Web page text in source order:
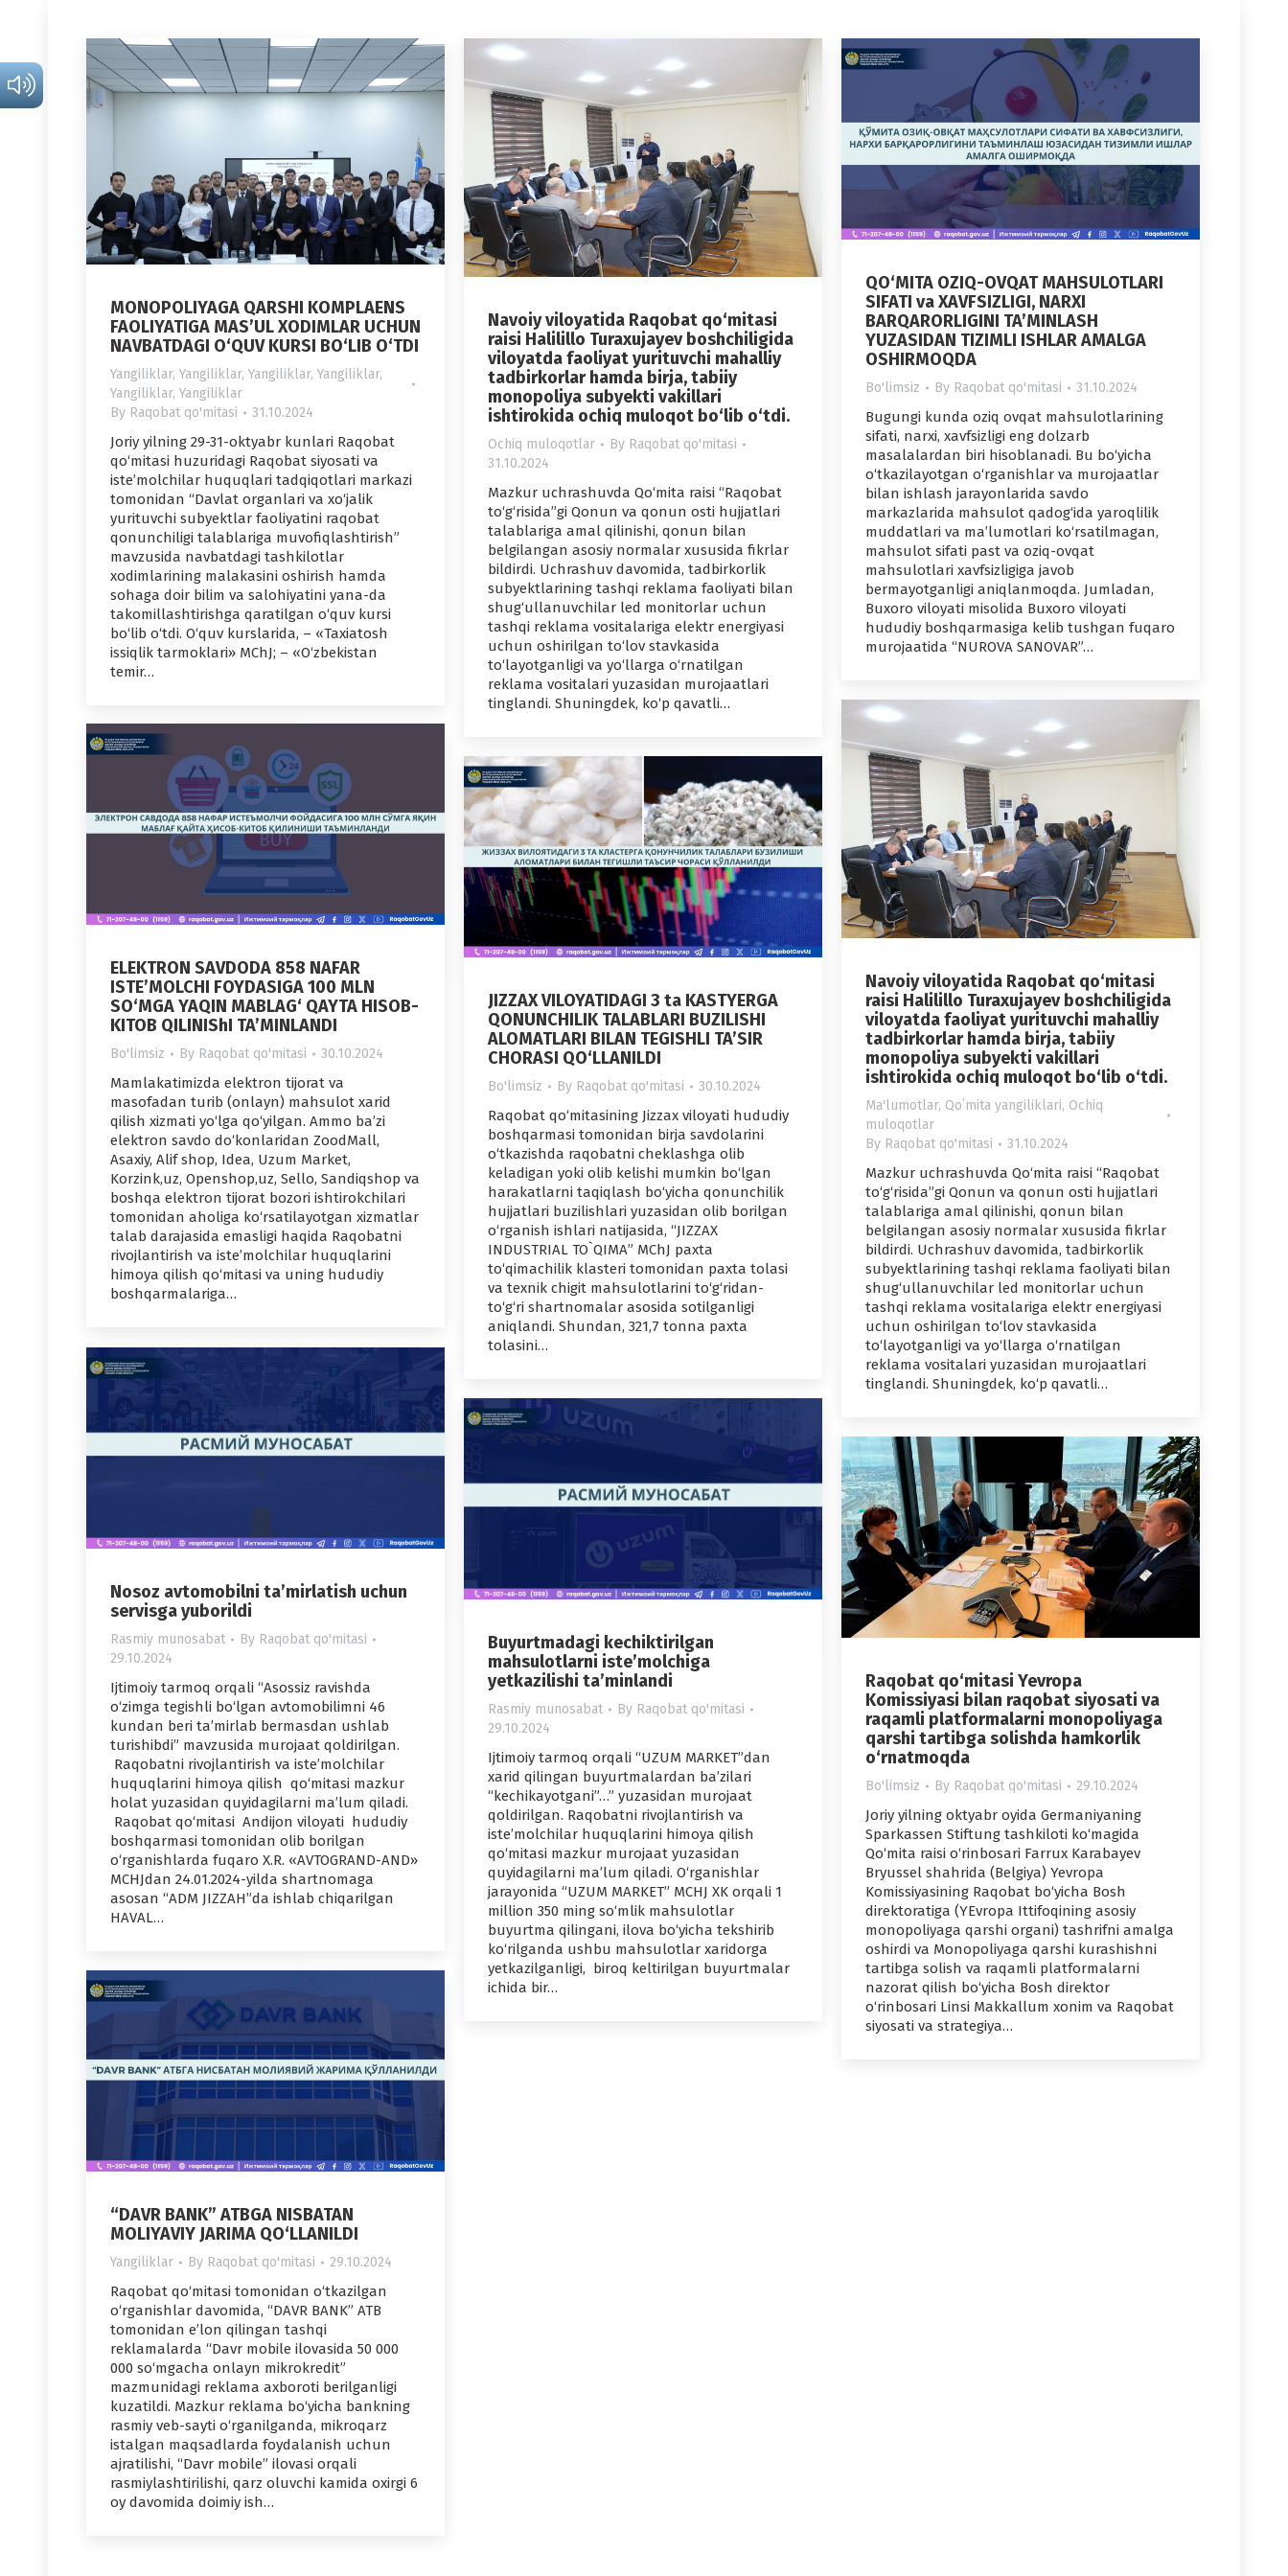
MONOPOLIYAGA QARSHI KOMPLAENS
FAOLIYATIGA MAS’UL XODIMLAR UCHUN
NAVBATDAGI O‘QUV KURSI BO‘LIB O‘TDI
Yangiliklar, Yangiliklar, Yangiliklar, Yangiliklar,
Yangiliklar, Yangiliklar
By Raqobat qo'mitasi 31.10.2024
Joriy yilning 29-31-oktyabr kunlari Raqobat
qo‘mitasi huzuridagi Raqobat siyosati va
iste’molchilar huquqlari tadqiqotlari markazi
tomonidan “Davlat organlari va xo‘jalik
yurituvchi subyektlar faoliyatini raqobat
qonunchiligi talablariga muvofiqlashtirish”
mavzusida navbatdagi tashkilotlar
xodimlarining malakasini oshirish hamda
sohaga doir bilim va salohiyatini yana-da
takomillashtirishga qaratilgan o‘quv kursi
bo‘lib o‘tdi. O‘quv kurslarida, – «Taxiatosh
issiqlik tarmoklari» MChJ; – «O‘zbekistan
temir…
Navoiy viloyatida Raqobat qo‘mitasi
raisi Halilillo Turaxujayev boshchiligida
viloyatda faoliyat yurituvchi mahalliy
tadbirkorlar hamda birja, tabiiy
monopoliya subyekti vakillari
ishtirokida ochiq muloqot bo‘lib o‘tdi.
Ochiq muloqotlar By Raqobat qo'mitasi
31.10.2024
Mazkur uchrashuvda Qo‘mita raisi “Raqobat
to‘g‘risida”gi Qonun va qonun osti hujjatlari
talablariga amal qilinishi, qonun bilan
belgilangan asosiy normalar xususida fikrlar
bildirdi. Uchrashuv davomida, tadbirkorlik
subyektlarining tashqi reklama faoliyati bilan
shug‘ullanuvchilar led monitorlar uchun
tashqi reklama vositalariga elektr energiyasi
uchun oshirilgan to‘lov stavkasida
to‘layotganligi va yo‘llarga o‘rnatilgan
reklama vositalari yuzasidan murojaatlari
tinglandi. Shuningdek, ko‘p qavatli…
QO‘MITA OZIQ-OVQAT MAHSULOTLARI
SIFATI va XAVFSIZLIGI, NARXI
BARQARORLIGINI TA’MINLASH
YUZASIDAN TIZIMLI ISHLAR AMALGA
OSHIRMOQDA
Bo'limsiz By Raqobat qo'mitasi 31.10.2024
Bugungi kunda oziq ovqat mahsulotlarining
sifati, narxi, xavfsizligi eng dolzarb
masalalardan biri hisoblanadi. Bu bo‘yicha
o‘tkazilayotgan o‘rganishlar va murojaatlar
bilan ishlash jarayonlarida savdo
markazlarida mahsulot qadog‘ida yaroqlilik
muddatlari va ma’lumotlari ko‘rsatilmagan,
mahsulot sifati past va oziq-ovqat
mahsulotlari xavfsizligiga javob
bermayotganligi aniqlanmoqda. Jumladan,
Buxoro viloyati misolida Buxoro viloyati
hududiy boshqarmasiga kelib tushgan fuqaro
murojaatida “NUROVA SANOVAR”…
Navoiy viloyatida Raqobat qo‘mitasi
raisi Halilillo Turaxujayev boshchiligida
viloyatda faoliyat yurituvchi mahalliy
tadbirkorlar hamda birja, tabiiy
monopoliya subyekti vakillari
ishtirokida ochiq muloqot bo‘lib o‘tdi.
Ma'lumotlar, Qoʻmita yangiliklari, Ochiq
muloqotlar
By Raqobat qo'mitasi 31.10.2024
Mazkur uchrashuvda Qo‘mita raisi “Raqobat
to‘g‘risida”gi Qonun va qonun osti hujjatlari
talablariga amal qilinishi, qonun bilan
belgilangan asosiy normalar xususida fikrlar
bildirdi. Uchrashuv davomida, tadbirkorlik
subyektlarining tashqi reklama faoliyati bilan
shug‘ullanuvchilar led monitorlar uchun
tashqi reklama vositalariga elektr energiyasi
uchun oshirilgan to‘lov stavkasida
to‘layotganligi va yo‘llarga o‘rnatilgan
reklama vositalari yuzasidan murojaatlari
tinglandi. Shuningdek, ko‘p qavatli…
ELEKTRON SAVDODA 858 NAFAR
ISTE’MOLCHI FOYDASIGA 100 MLN
SO‘MGA YAQIN MABLAG‘ QAYTA HISOB-
KITOB QILINIShI TA’MINLANDI
Bo'limsiz By Raqobat qo'mitasi 30.10.2024
Mamlakatimizda elektron tijorat va
masofadan turib (onlayn) mahsulot xarid
qilish xizmati yo‘lga qo‘yilgan. Ammo ba’zi
elektron savdo do‘konlaridan ZoodMall,
Asaxiy, Alif shop, Idea, Uzum Market,
Korzink,uz, Openshop,uz, Sello, Sandiqshop va
boshqa elektron tijorat bozori ishtirokchilari
tomonidan aholiga ko‘rsatilayotgan xizmatlar
talab darajasida emasligi haqida Raqobatni
rivojlantirish va iste’molchilar huquqlarini
himoya qilish qo‘mitasi va uning hududiy
boshqarmalariga…
JIZZAX VILOYATIDAGI 3 ta KASTYERGA
QONUNCHILIK TALABLARI BUZILISHI
ALOMATLARI BILAN TEGISHLI TA’SIR
CHORASI QO‘LLANILDI
Bo'limsiz By Raqobat qo'mitasi 30.10.2024
Raqobat qo‘mitasining Jizzax viloyati hududiy
boshqarmasi tomonidan birja savdolarini
o‘tkazishda raqobatni cheklashga olib
keladigan yoki olib kelishi mumkin bo‘lgan
harakatlarni taqiqlash bo‘yicha qonunchilik
hujjatlari buzilishlari yuzasidan olib borilgan
o‘rganish ishlari natijasida, “JIZZAX
INDUSTRIAL TO`QIMA” MChJ paxta
to‘qimachilik klasteri tomonidan paxta tolasi
va texnik chigit mahsulotlarini to‘g‘ridan-
to‘g‘ri shartnomalar asosida sotilganligi
aniqlandi. Shundan, 321,7 tonna paxta
tolasini…
Nosoz avtomobilni ta’mirlatish uchun
servisga yuborildi
Rasmiy munosabat By Raqobat qo'mitasi
29.10.2024
Ijtimoiy tarmoq orqali “Asossiz ravishda
o‘zimga tegishli bo‘lgan avtomobilimni 46
kundan beri ta’mirlab bermasdan ushlab
turishibdi” mavzusida murojaat qoldirilgan.
Raqobatni rivojlantirish va iste’molchilar
huquqlarini himoya qilish qo‘mitasi mazkur
holat yuzasidan quyidagilarni ma’lum qiladi.
Raqobat qo‘mitasi Andijon viloyati hududiy
boshqarmasi tomonidan olib borilgan
o‘rganishlarda fuqaro X.R. «AVTOGRAND-AND»
MCHJdan 24.01.2024-yilda shartnomaga
asosan “ADM JIZZAH”da ishlab chiqarilgan
HAVAL…
Buyurtmadagi kechiktirilgan
mahsulotlarni iste’molchiga
yetkazilishi ta’minlandi
Rasmiy munosabat By Raqobat qo'mitasi
29.10.2024
Ijtimoiy tarmoq orqali “UZUM MARKET”dan
xarid qilingan buyurtmalardan ba’zilari
“kechikayotgani”…” yuzasidan murojaat
qoldirilgan. Raqobatni rivojlantirish va
iste’molchilar huquqlarini himoya qilish
qo‘mitasi mazkur murojaat yuzasidan
quyidagilarni ma’lum qiladi. O‘rganishlar
jarayonida “UZUM MARKET” MCHJ XK orqali 1
million 350 ming so‘mlik mahsulotlar
buyurtma qilingani, ilova bo‘yicha tekshirib
ko‘rilganda ushbu mahsulotlar xaridorga
yetkazilganligi, biroq keltirilgan buyurtmalar
ichida bir…
Raqobat qo‘mitasi Yevropa
Komissiyasi bilan raqobat siyosati va
raqamli platformalarni monopoliyaga
qarshi tartibga solishda hamkorlik
o‘rnatmoqda
Bo'limsiz By Raqobat qo'mitasi 29.10.2024
Joriy yilning oktyabr oyida Germaniyaning
Sparkassen Stiftung tashkiloti ko‘magida
Qo‘mita raisi o‘rinbosari Farrux Karabayev
Bryussel shahrida (Belgiya) Yevropa
Komissiyasining Raqobat bo‘yicha Bosh
direktoratiga (YEvropa Ittifoqining asosiy
monopoliyaga qarshi organi) tashrifni amalga
oshirdi va Monopoliyaga qarshi kurashishni
tartibga solish va raqamli platformalarni
nazorat qilish bo‘yicha Bosh direktor
o‘rinbosari Linsi Makkallum xonim va Raqobat
siyosati va strategiya…
“DAVR BANK” ATBGA NISBATAN
MOLIYAVIY JARIMA QO‘LLANILDI
Yangiliklar By Raqobat qo'mitasi 29.10.2024
Raqobat qo‘mitasi tomonidan o‘tkazilgan
o‘rganishlar davomida, “DAVR BANK” ATB
tomonidan e’lon qilingan tashqi
reklamalarda “Davr mobile ilovasida 50 000
000 so‘mgacha onlayn mikrokredit”
mazmunidagi reklama axboroti berilganligi
kuzatildi. Mazkur reklama bo‘yicha bankning
rasmiy veb-sayti o‘rganilganda, mikroqarz
istalgan maqsadlarda foydalanish uchun
ajratilishi, “Davr mobile” ilovasi orqali
rasmiylashtirilishi, qarz oluvchi kamida oxirgi 6
oy davomida doimiy ish…